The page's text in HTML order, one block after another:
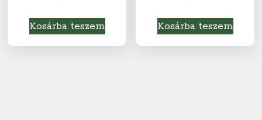
Kosárba teszem Kosárba teszem